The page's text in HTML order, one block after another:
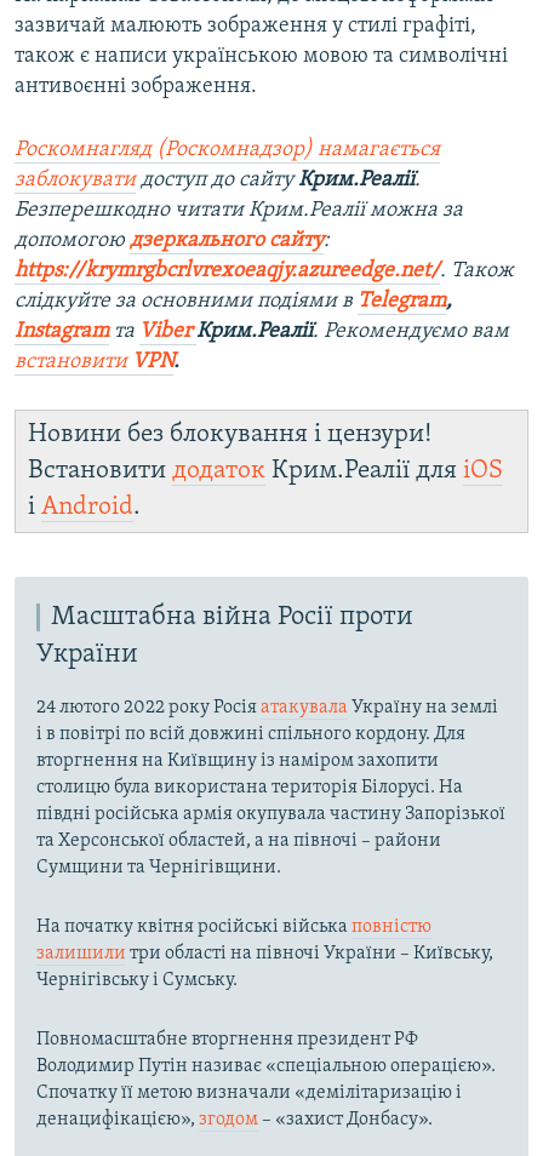
зазвичай малюють зображення у стилі графіті,
також є написи українською мовою та символічні
антивоєнні зображення.
Роскомнагляд (Роскомнадзор) намагається
заблокуватидоступ до сайтуКрим.Реалії.
Безперешкодно читати Крим.Реалії можна за
допомогою дзеркального сайту:
https://krymrgbcrlvrexoeaqjy.azureedge.net/. Також
слідкуйте за основними подіями в Telegram,
Instagramта ViberКрим.Реалії. Рекомендуємо вам
встановити VPN.
Новини без блокування і цензури!
Встановити додаток Крим.Реалії для iOS
і Android.
Масштабна війна Росії проти
України
24 лютого 2022 року Росіяатакувала Україну на землі
і в повітрі по всій довжині спільного кордону. Для
вторгнення на Київщину із наміром захопити
столицю була використана територія Білорусі. На
півдні російська армія окупувала частину Запорізької
та Херсонської областей, а на півночі – райони
Сумщини та Чернігівщини.
На початку квітня російські війська повністю
залишили три області на півночі України – Київську,
Чернігівську і Сумську.
Повномасштабне вторгнення президент РФ
Володимир Путін називає «спеціальною операцією».
Спочатку її метою визначали «демілітаризацію і
денацифікацією», згодом– «захист Донбасу».